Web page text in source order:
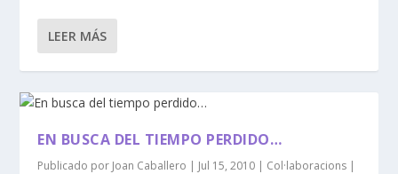
LEER MÁS
EN BUSCA DEL TIEMPO PERDIDO…
Publicado por Joan Caballero | Jul 15, 2010 | Col·laboracions |